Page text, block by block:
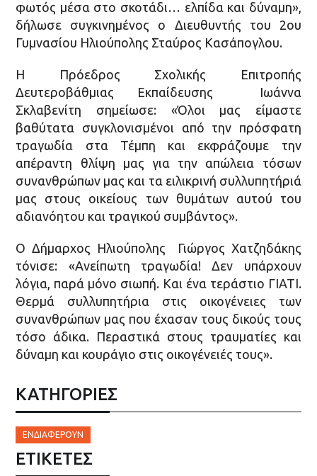
φωτός μέσα στο σκοτάδι… ελπίδα και δύναμη»,
δήλωσε συγκινημένος ο Διευθυντής του 2ου
Γυμνασίου Ηλιούπολης Σταύρος Κασάπογλου.
Η Πρόεδρος Σχολικής Επιτροπής
Δευτεροβάθμιας Εκπαίδευσης Ιωάννα
Σκλαβενίτη σημείωσε: «Όλοι μας είμαστε
βαθύτατα συγκλονισμένοι από την πρόσφατη
τραγωδία στα Τέμπη και εκφράζουμε την
απέραντη θλίψη μας για την απώλεια τόσων
συνανθρώπων μας και τα ειλικρινή συλλυπητήριά
μας στους οικείους των θυμάτων αυτού του
αδιανόητου και τραγικού συμβάντος».
Ο Δήμαρχος Ηλιούπολης Γιώργος Χατζηδάκης
τόνισε: «Ανείπωτη τραγωδία! Δεν υπάρχουν
λόγια, παρά μόνο σιωπή. Και ένα τεράστιο ΓΙΑΤΙ.
Θερμά συλλυπητήρια στις οικογένειες των
συνανθρώπων μας που έχασαν τους δικούς τους
τόσο άδικα. Περαστικά στους τραυματίες και
δύναμη και κουράγιο στις οικογένειές τους».
ΚΑΤΗΓΟΡΙΕΣ
ΕΝΔΙΑΦΈΡΟΥΝ
ΕΤΙΚΈΤΕΣ